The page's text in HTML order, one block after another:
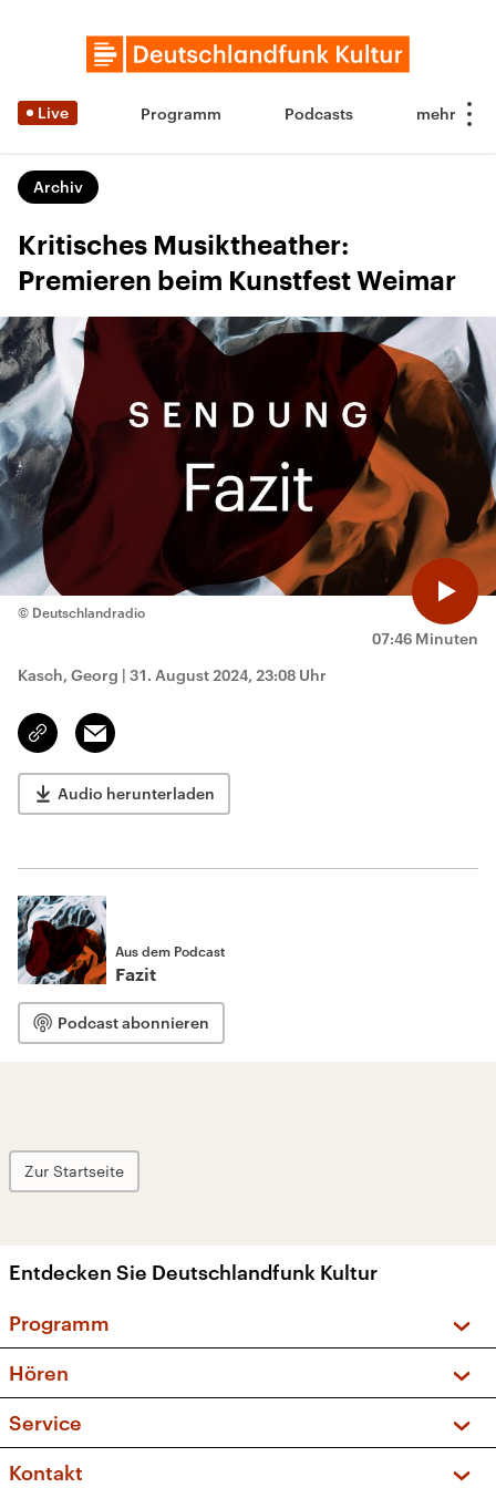
Live Programm Podcasts
Archiv
Kritisches Musiktheather:
Premieren beim Kunstfest Weimar
07:46 Minuten
© Deutschlandradio
Kasch, Georg | 31. August 2024, 23:08 Uhr
Link
kopieren/teilen
Email
Audio herunterladen
Aus dem Podcast
Fazit
Podcast abonnieren
Zur Startseite
Entdecken Sie Deutschlandfunk Kultur
Programm
Sendungen und Podcasts
Musikliste
Kakadu – Das Kinderprogramm
Hören
Frequenzen (UKW + DAB+)
Service
FAQ
Kontakt